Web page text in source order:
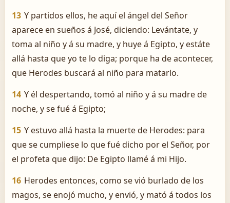
13 Y partidos ellos, he aquí el ángel del Señor
aparece en sueños á José, diciendo: Levántate, y
toma al niño y á su madre, y huye á Egipto, y estáte
allá hasta que yo te lo diga; porque ha de acontecer,
que Herodes buscará al niño para matarlo.
14 Y él despertando, tomó al niño y á su madre de
noche, y se fué á Egipto;
15 Y estuvo allá hasta la muerte de Herodes: para
que se cumpliese lo que fué dicho por el Señor, por
el profeta que dijo: De Egipto llamé á mi Hijo.
16 Herodes entonces, como se vió burlado de los
magos, se enojó mucho, y envió, y mató á todos los